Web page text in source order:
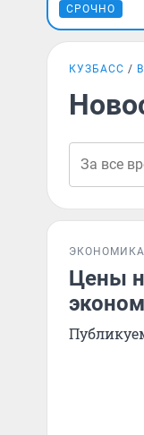
СРОЧНО
КУЗБАСС
ЭКОНОМИКА
Цены